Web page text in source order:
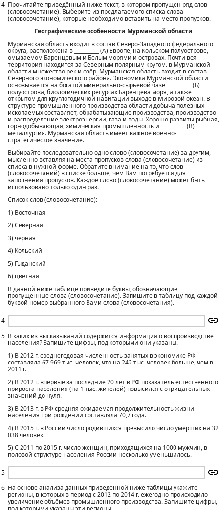
Прочитайте приведённый ниже текст, в котором пропущен ряд слов
(словосочетание). Выберите из предлагаемого списка слова
(словосочетание), которые необходимо вставить на место пропусков.
Географические особенности Мурманской области
Мурманская область входит в состав Северо-Западного федерального
округа, расположена в __________ (А) Европе, на Кольском полуострове,
омываемом Баренцевым и Белым морями и островах. Почти вся
территория находится за Северным полярным кругом. в Мурманской
области множество рек и озёр. Мурманская область входит в состав
Северного экономического района. Экономика Мурманской области
основывается на богатой минерально-сырьевой базе __________ (Б)
полуострова, биологических ресурсах Баренцева моря, а также
открытом для круглогодичной навигации выходе в Мировой океан. В
структуре промышленного производства области добыча полезных
ископаемых составляет, обрабатывающие производства, производство
и распределение электроэнергии, газа и воды. Хорошо развиты рыбная,
горнодобывающая, химическая промышленность и __________ (В)
металлургия. Мурманская область имеет важное военно-
стратегическое значение.
Выбирайте последовательно одно слово (словосочетание) за другим,
мысленно вставляя на места пропусков слова (словосочетание) из
списка в нужной форме. Обратите внимание на то, что слов
(словосочетаний) в списке больше, чем Вам потребуется для
заполнения пропусков. Каждое слово (словосочетание) может быть
использовано только один раз.
Список слов (словосочетание):
1) Восточная
2) Северная
3) чёрная
4) Кольский
5) Гыданский
6) цветная
В данной ниже таблице приведите буквы, обозначающие
пропущенные слова (словосочетание). Запишите в таблицу под каждой
буквой номер выбранного Вами слова (словосочетания).
В каких из высказываний содержится информация о воспроизводстве
населения? Запишите цифры, под которыми они указаны.
1) В 2012 г. среднегодовая численность занятых в экономике РФ
составляла 67 969 тыс. человек, что на 242 тыс. человек больше, чем в
2011 г.
2) В 2012 г. впервые за последние 20 лет в РФ показатель естественного
прироста населения (на 1 тыс. жителей) повысился с отрицательных
значений до нуля.
3) В 2013 г. в РФ средняя ожидаемая продолжительность жизни
населения при рождении составляла 70,7 года.
4) В 2015 г. в России число родившихся превысило число умерших на 32
038 человек.
5) С 2011 по 2015 г. число женщин, приходящихся на 1000 мужчин, в
половой структуре населения России несколько уменьшилось.
На основе анализа данных приведённой ниже таблицы укажите
регионы, в которых в период с 2012 по 2014 г. ежегодно происходило
увеличение объёмов промышленного производства. Запишите цифры,
под которыми указаны эти регионы.